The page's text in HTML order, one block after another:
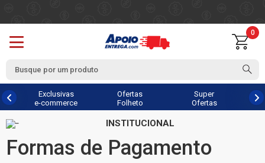
0
Exclusivas
e-commerce
Ofertas
Folheto
Super
Ofertas
INSTITUCIONAL
Formas de Pagamento